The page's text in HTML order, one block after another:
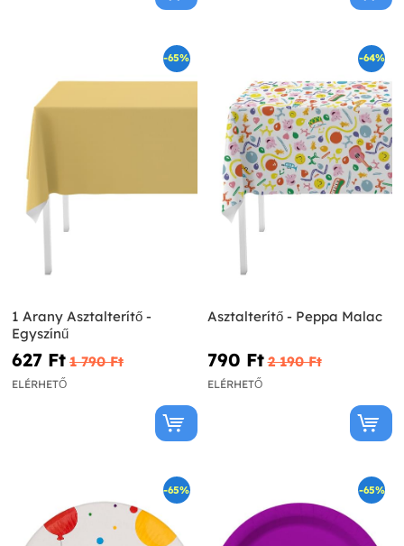
-65%
1 Arany Asztalterítő -
Egyszínű
627 Ft‎ 1 790 Ft‎
ELÉRHETŐ
-64%
Asztalterítő - Peppa Malac
790 Ft‎ 2 190 Ft‎
ELÉRHETŐ
-65% -65%